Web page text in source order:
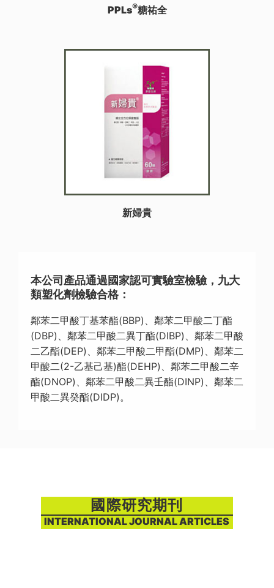
PPLs®糖祐全
新婦貴
本公司產品通過國家認可實驗室檢驗，九大
類塑化劑檢驗合格：
鄰苯二甲酸丁基苯酯(BBP)、鄰苯二甲酸二丁酯
(DBP)、鄰苯二甲酸二異丁酯(DIBP)、鄰苯二甲酸
二乙酯(DEP)、鄰苯二甲酸二甲酯(DMP)、鄰苯二
甲酸二(2-乙基己基)酯(DEHP)、鄰苯二甲酸二辛
酯(DNOP)、鄰苯二甲酸二異壬酯(DINP)、鄰苯二
甲酸二異癸酯(DIDP)。
國際研究期刊
INTERNATIONAL JOURNAL ARTICLES